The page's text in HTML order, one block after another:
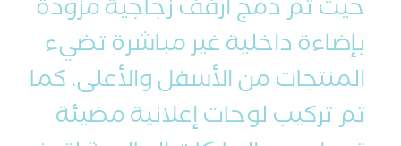
حيث تم دمج أرفف زجاجية مزودة
بإضاءة داخلية غير مباشرة تضيء
المنتجات من الأسفل والأعلى. كما
تم تركيب لوحات إعلانية مضيئة